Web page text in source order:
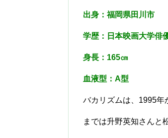
出身：福岡県田川市
学歴：日本映画大学俳
身長：165㎝
血液型：A型
バカリズムは、1995年
までは升野英知さんと